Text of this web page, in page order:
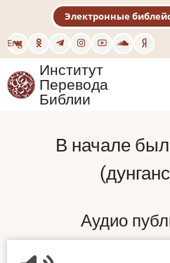
основному
содержанию
Eng
Электронные
Институт
Перевода
Библии
В начале
Аудио